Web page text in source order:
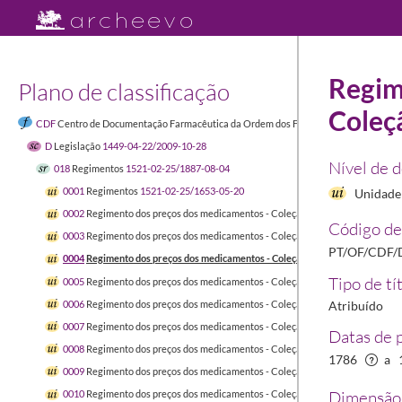
Plano de classificação
CDFCentro de Documentação Farmacêutica da Ordem dos Farmacêuticos 1449-04-
D Legislação 1449-04-22/2009-10-28
018 Regimentos 1521-02-25/1887-08-04
0001 Regimentos 1521-02-25/1653-05-20
0002 Regimento dos preços dos medicamentos - Coleção do Dr. Cunha, Vol. 1º
0003 Regimento dos preços dos medicamentos - Coleção do Dr. Cunha, Vol. 2º
0004Regimento dos preços dos medicamentos - Coleção do Dr. Cunha, Vol. 3º
0005 Regimento dos preços dos medicamentos - Coleção do Dr. Cunha, Vol. 4º
0006 Regimento dos preços dos medicamentos - Coleção do Dr. Cunha, Vol. 5º
0007 Regimento dos preços dos medicamentos - Coleção do Dr. Cunha, Vol. 6º
0008 Regimento dos preços dos medicamentos - Coleção do Dr. Cunha, Vol. 7º
0009 Regimento dos preços dos medicamentos - Coleção do Dr. Cunha, Vol. 8º
0010 Regimento dos preços dos medicamentos - Coleção do Dr. Cunha, Vol. 9º
Nível de
Código
PT/OF/
Tipo de
Atribuído
Datas de
1786 a